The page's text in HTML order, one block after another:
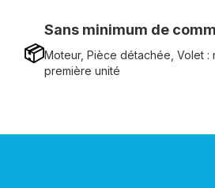
📦
Sans minimum de
Moteur, Pièce détachée, Volet :
première unité